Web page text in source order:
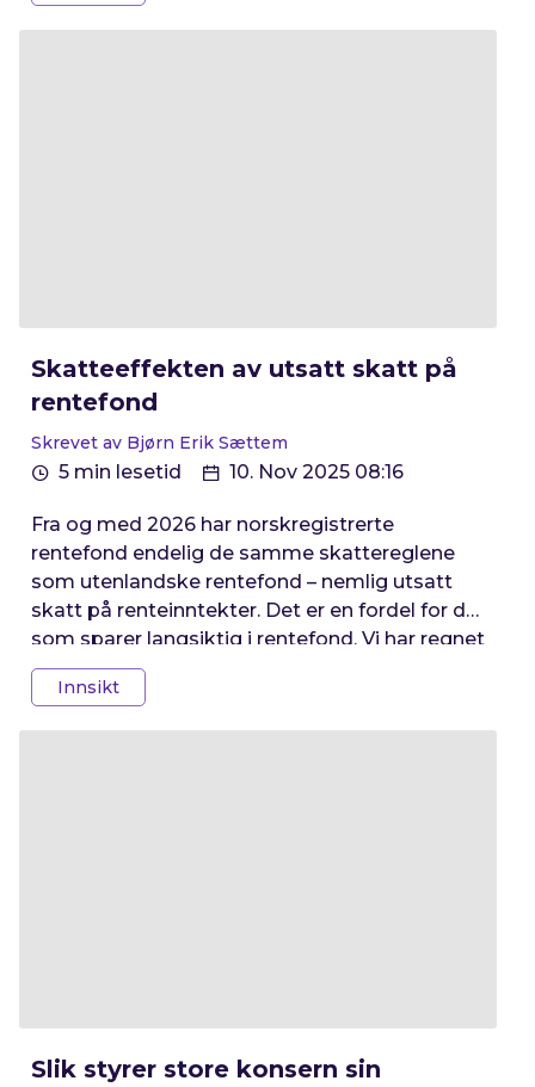
Skatteeffekten av utsatt skatt på
rentefond
Skrevet av Bjørn Erik Sættem
5 min lesetid 10. Nov 2025 08:16
Fra og med 2026 har norskregistrerte
rentefond endelig de samme skattereglene
som utenlandske rentefond – nemlig utsatt
skatt på renteinntekter. Det er en fordel for de
som sparer langsiktig i rentefond. Vi har regnet
på skatteeffekten.
Innsikt
Slik styrer store konsern sin